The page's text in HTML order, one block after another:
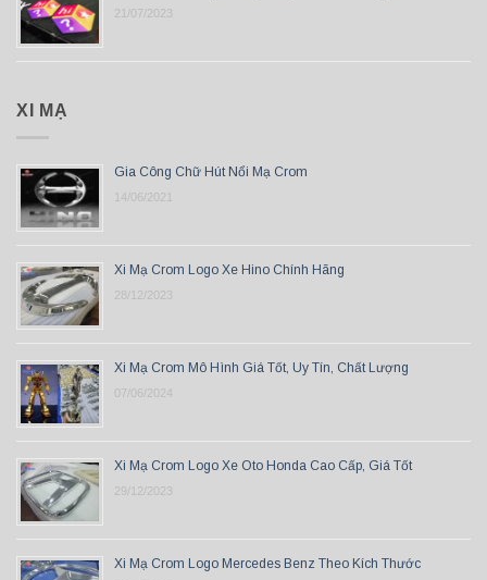
21/07/2023
XI MẠ
Gia Công Chữ Hút Nổi Mạ Crom
14/06/2021
Xi Mạ Crom Logo Xe Hino Chính Hãng
28/12/2023
Xi Mạ Crom Mô Hình Giá Tốt, Uy Tín, Chất Lượng
07/06/2024
Xi Mạ Crom Logo Xe Oto Honda Cao Cấp, Giá Tốt
29/12/2023
Xi Mạ Crom Logo Mercedes Benz Theo Kích Thước